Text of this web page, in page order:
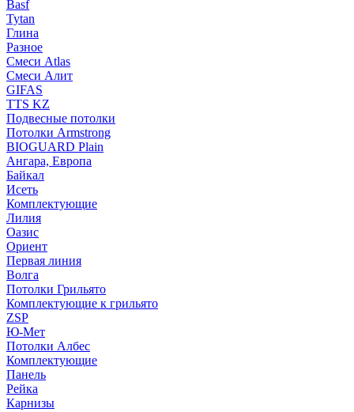
Basf
Tytan
Глина
Разное
Смеси Atlas
Смеси Алит
GIFAS
TTS KZ
Подвесные потолки
Потолки Armstrong
BIOGUARD Plain
Ангара, Европа
Байкал
Исеть
Комплектующие
Лилия
Оазис
Ориент
Первая линия
Волга
Потолки Грильято
Комплектующие к грильято
ZSP
Ю-Мет
Потолки Албес
Комплектующие
Панель
Рейка
Карнизы